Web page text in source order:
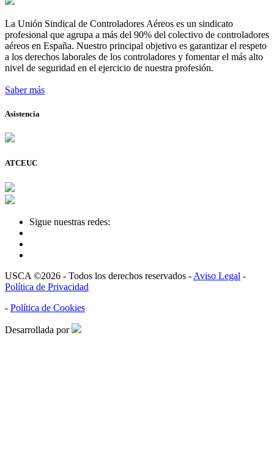
La Unión Sindical de Controladores Aéreos es un sindicato
profesional que agrupa a más del 90% del colectivo de controladores
aéreos en España. Nuestro principal objetivo es garantizar el respeto
a los derechos laborales de los controladores y fomentar el más alto
nivel de seguridad en el ejercicio de nuestra profesión.
Saber más
Asistencia
ATCEUC
Sigue nuestras redes:
USCA ©2026 - Todos los derechos reservados - Aviso Legal -
Política de Privacidad
- Política de Cookies
Desarrollada por